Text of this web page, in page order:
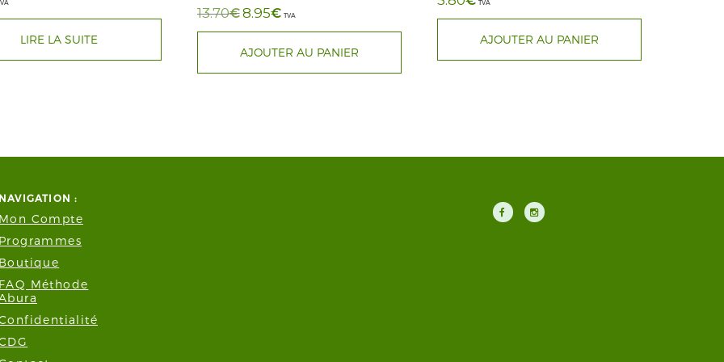
LIRE LA SUITE
13.70€ Le
prix
était :
8.95€Le
prix
est :
TVA
AJOUTER AU PANIER
TVA
AJOUTER AU PANIER
NAVIGATION :
Mon Compte
Programmes
Boutique
FAQ Méthode